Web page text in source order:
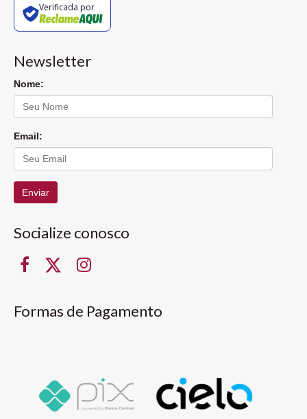
Verificada por
Newsletter
Nome:
Email:
Enviar
Socialize conosco
Formas de Pagamento